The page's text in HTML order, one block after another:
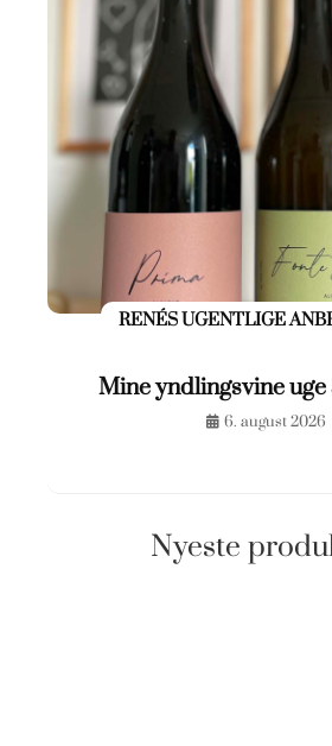
RENÉS UGENTLIGE
Mine yndlingsvine
6. august 2026
Nyeste